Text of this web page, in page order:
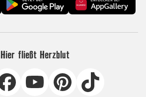
Hier fließt Herzblut